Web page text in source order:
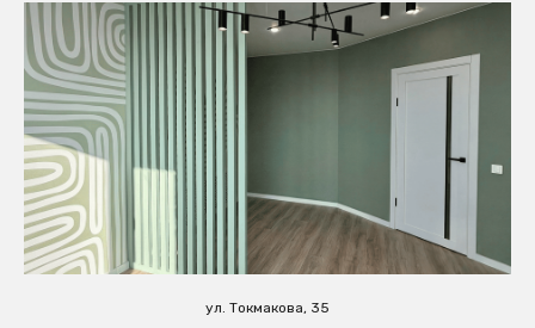
ул. Токмакова, 35